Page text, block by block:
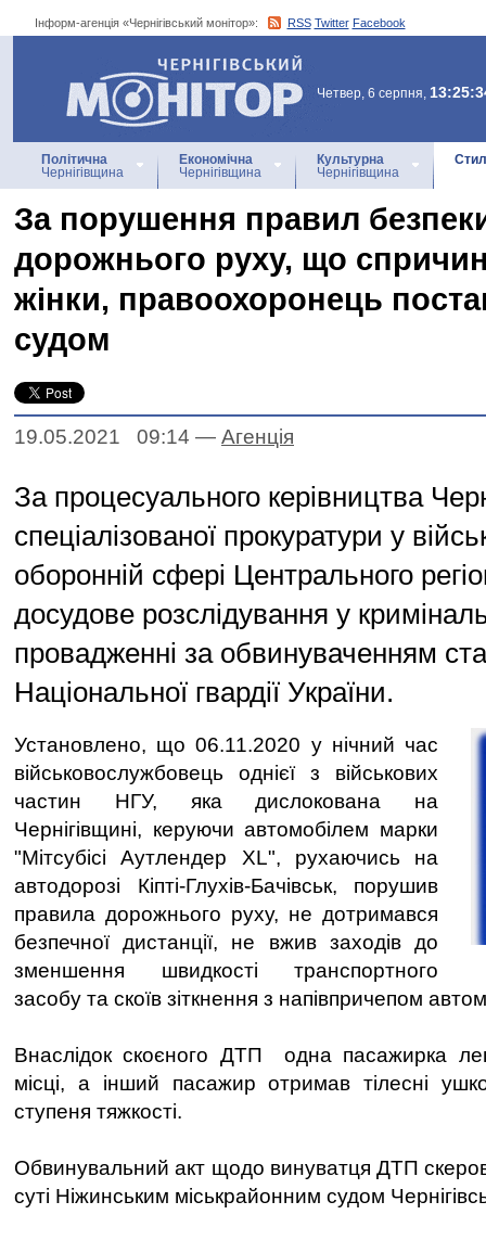
Інформ-агенція «Чернігівський монітор»: RSS Twitter Facebook
Інформ-агенція
«Чернігівський монітор»
Четвер, 6 серпня,
Політична
Чернігівщина
Економічна
Чернігівщина
Культурна
Чернігівщина
За порушення правил
дорожнього руху, що
жінки, правоохоронець
судом
19.05.2021 09:14 — Агенцiя
За процесуального керівництва
спеціалізованої прокуратури у
оборонній сфері Центрального
досудове розслідування у
провадженні за обвинуваченням
Національної гвардії України.
Установлено, що 06.11.2020 у нічний час
військовослужбовець однієї з військових
частин НГУ, яка дислокована на
Чернігівщині, керуючи автомобілем марки
"Мітсубісі Аутлендер ХL", рухаючись на
автодорозі Кіпті-Глухів-Бачівськ, порушив
правила дорожнього руху, не дотримався
безпечної дистанції, не вжив заходів до
зменшення швидкості транспортного
засобу та скоїв зіткнення з напівпричепом
Внаслідок скоєного ДТП одна пасажирка
місці, а інший пасажир отримав тілесні
ступеня тяжкості.
Обвинувальний акт щодо винуватця ДТП
суті Ніжинським міськрайонним судом